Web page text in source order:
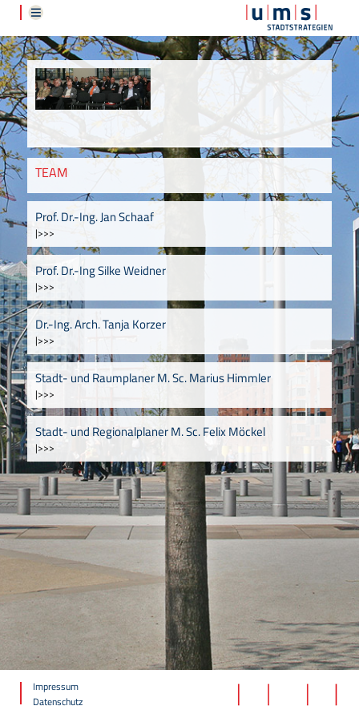
TEAM
Prof. Dr.-Ing. Jan Schaaf
|>>>
Prof. Dr.-Ing Silke Weidner
|>>>
Dr.-Ing. Arch. Tanja Korzer
|>>>
Stadt- und Raumplaner M. Sc. Marius Himmler
|>>>
Stadt- und Regionalplaner M. Sc. Felix Möckel
|>>>
Impressum
Datenschutz